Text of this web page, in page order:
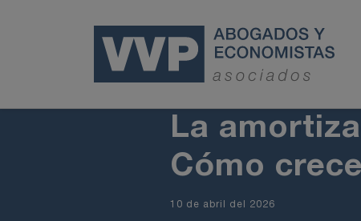
La
Cómo
10 de abril del 2026